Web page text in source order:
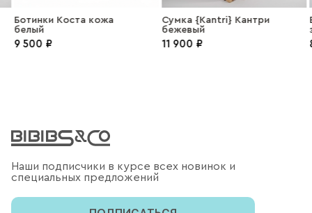
Ботинки Коста кожа
белый
9 500 ₽
Сумка {Kantri} Кантри
бежевый
11 900 ₽
Наши подписчики в курсе всех новинок и
специальных предложений